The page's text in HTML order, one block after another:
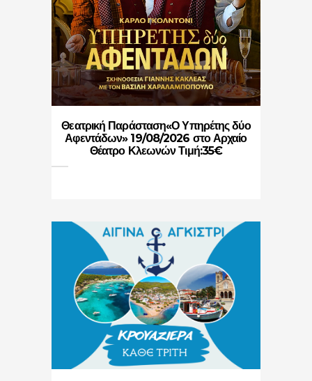
Θεατρική Παράσταση«Ο Υπηρέτης δύο
Αφεντάδων» 19/08/2026 στο Αρχαίο
Θέατρο Κλεωνών Τιμή:35€